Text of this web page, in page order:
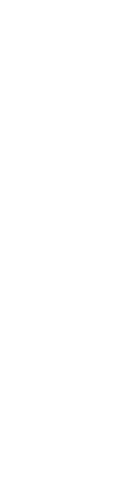
الاندرويد